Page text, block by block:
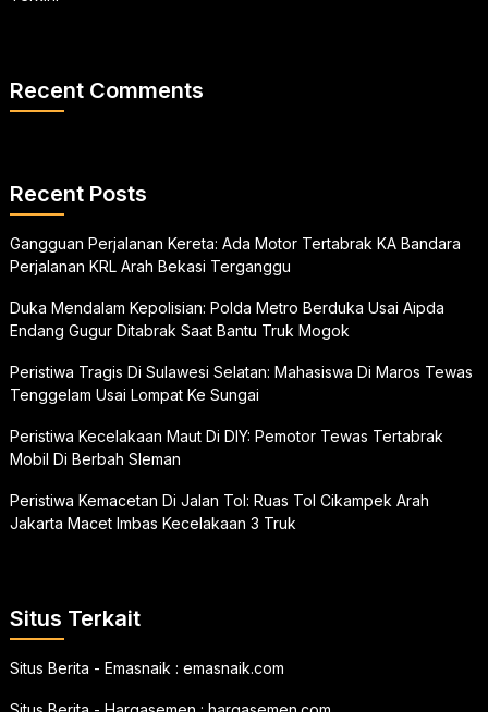
Recent Comments
Recent Posts
Gangguan Perjalanan Kereta: Ada Motor Tertabrak KA Bandara
Perjalanan KRL Arah Bekasi Terganggu
Duka Mendalam Kepolisian: Polda Metro Berduka Usai Aipda
Endang Gugur Ditabrak Saat Bantu Truk Mogok
Peristiwa Tragis Di Sulawesi Selatan: Mahasiswa Di Maros Tewas
Tenggelam Usai Lompat Ke Sungai
Peristiwa Kecelakaan Maut Di DIY: Pemotor Tewas Tertabrak
Mobil Di Berbah Sleman
Peristiwa Kemacetan Di Jalan Tol: Ruas Tol Cikampek Arah
Jakarta Macet Imbas Kecelakaan 3 Truk
Situs Terkait
Situs Berita - Emasnaik : emasnaik.com